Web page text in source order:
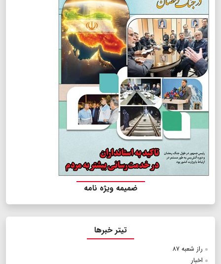
ضمیمه ویژه نامه
تیتر خبرها
راز شعبه ۸۷
اخبار